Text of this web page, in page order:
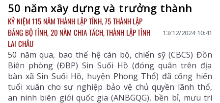
50 năm xây dựng và trưởng thành
KỶ NIỆM 115 NĂM THÀNH LẬP TỈNH, 75 THÀNH LẬP
ĐẢNG BỘ TỈNH, 20 NĂM CHIA TÁCH, THÀNH LẬP TỈNH
LAI CHÂU
13/12/2024 10:41
50 năm qua, bao thế hệ cán bộ, chiến sỹ (CBCS) Đồn
Biên phòng (ĐBP) Sin Suối Hồ (đóng quân trên địa
bàn xã Sin Suối Hồ, huyện Phong Thổ) đã cống hiến
tuổi xuân cho sự nghiệp bảo vệ chủ quyền lãnh thổ,
an ninh biên giới quốc gia (ANBGQG), bền bỉ, mưu trí